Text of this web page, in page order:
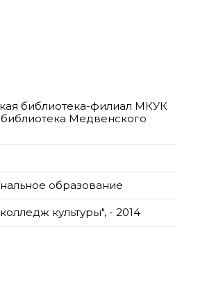
библиотека-филиал МКУК
Медвенского
образование
культуры", - 2014